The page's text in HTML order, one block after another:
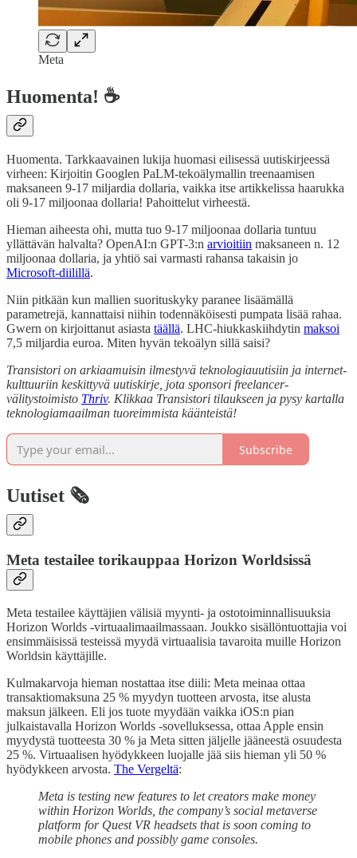
Meta
Huomenta! ☕
Huomenta. Tarkkaavainen lukija huomasi eilisessä uutiskirjeessä
virheen: Kirjoitin Googlen PaLM-tekoälymallin treenaamisen
maksaneen 9-17 miljardia dollaria, vaikka itse artikkelissa haarukka
oli 9-17 miljoonaa dollaria! Pahoittelut virheestä.
Hieman aiheesta ohi, mutta tuo 9-17 miljoonaa dollaria tuntuu
yllättävän halvalta? OpenAI:n GPT-3:n arvioitiin maksaneen n. 12
miljoonaa dollaria, ja yhtiö sai varmasti rahansa takaisin jo
Microsoft-diilillä.
Niin pitkään kun mallien suorituskyky paranee lisäämällä
parametrejä, kannattaisi niihin todennäköisesti pumpata lisää rahaa.
Gwern on kirjoittanut asiasta täällä. LHC-hiukkaskiihdytin maksoi
7,5 miljardia euroa. Miten hyvän tekoälyn sillä saisi?
Transistori on arkiaamuisin ilmestyvä teknologiauutisiin ja internet-
kulttuuriin keskittyvä uutiskirje, jota sponsori freelancer-
välitystoimisto Thriv. Klikkaa Transistori tilaukseen ja pysy kartalla
teknologiamaailman tuoreimmista käänteistä!
Subscribe
Uutiset 🗞️
Meta testailee torikauppaa Horizon Worldsissä
Meta testailee käyttäjien välisiä myynti- ja ostotoiminnallisuuksia
Horizon Worlds -virtuaalimaailmassaan. Joukko sisällöntuottajia voi
ensimmäisissä testeissä myydä virtuaalisia tavaroita muille Horizon
Worldsin käyttäjille.
Kulmakarvoja hieman nostattaa itse diili: Meta meinaa ottaa
transaktiomaksuna 25 % myydyn tuotteen arvosta, itse alusta
maksun jälkeen. Eli jos tuote myydään vaikka iOS:n pian
julkaistavalla Horizon Worlds -sovelluksessa, ottaa Apple ensin
myydystä tuotteesta 30 % ja Meta sitten jäljelle jääneestä osuudesta
25 %. Virtuaalisen hyödykkeen luojalle jää siis hieman yli 50 %
hyödykkeen arvosta. The Vergeltä:
Meta is testing new features to let creators make money
within Horizon Worlds, the company’s social metaverse
platform for Quest VR headsets that is soon coming to
mobile phones and possibly game consoles.